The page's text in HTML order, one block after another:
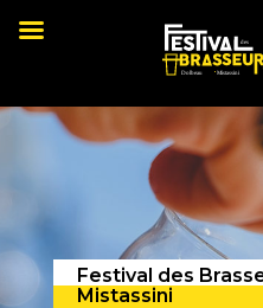
Festival des
Mistassini